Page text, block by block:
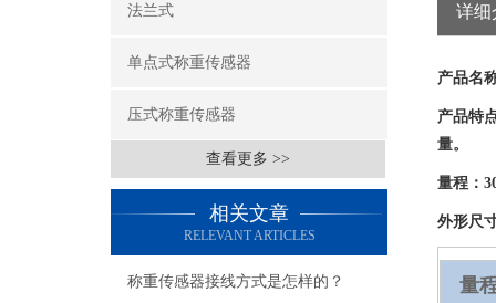
法兰式
单点式称重传感器
压式称重传感器
查看更多 >>
相关文章
RELEVANT ARTICLES
称重传感器接线方式是怎样的？
详细
产品名
产品特
量。
量程：
外形尺
量